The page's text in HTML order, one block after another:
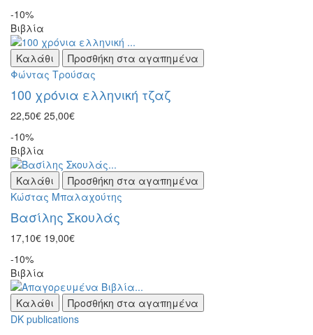
-10%
Βιβλία
Καλάθι
Προσθήκη στα αγαπημένα
Φώντας Τρούσας
100 χρόνια ελληνική τζαζ
22,50€ 25,00€
-10%
Βιβλία
Καλάθι
Προσθήκη στα αγαπημένα
Κώστας Μπαλαχούτης
Βασίλης Σκουλάς
17,10€ 19,00€
-10%
Βιβλία
Καλάθι
Προσθήκη στα αγαπημένα
DK publications